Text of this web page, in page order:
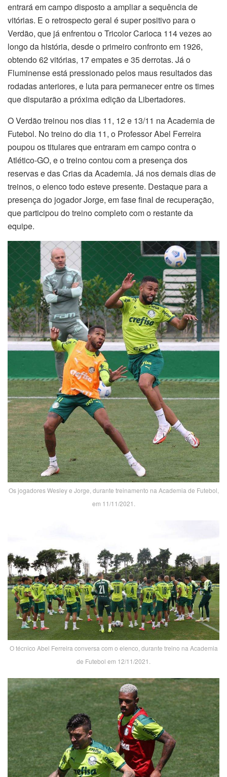
entrará em campo disposto a ampliar a sequência de
vitórias. E o retrospecto geral é super positivo para o
Verdão, que já enfrentou o Tricolor Carioca 114 vezes ao
longo da história, desde o primeiro confronto em 1926,
obtendo 62 vitórias, 17 empates e 35 derrotas. Já o
Fluminense está pressionado pelos maus resultados das
rodadas anteriores, e luta para permanecer entre os times
que disputarão a próxima edição da Libertadores.
O Verdão treinou nos dias 11, 12 e 13/11 na Academia de
Futebol. No treino do dia 11, o Professor Abel Ferreira
poupou os titulares que entraram em campo contra o
Atlético-GO, e o treino contou com a presença dos
reservas e das Crias da Academia. Já nos demais dias de
treinos, o elenco todo esteve presente. Destaque para a
presença do jogador Jorge, em fase final de recuperação,
que participou do treino completo com o restante da
equipe.
Os jogadores Wesley e Jorge, durante treinamento na Academia de Futebol,
em 11/11/2021.
O técnico Abel Ferreira conversa com o elenco, durante treino na Academia
de Futebol em 12/11/2021.